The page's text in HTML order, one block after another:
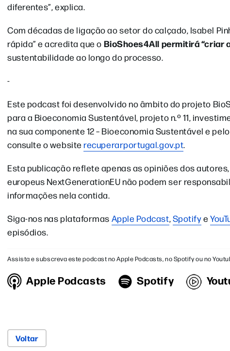
diferentes”, explica.
Com décadas de ligação ao setor do calçado, Isabel
rápida” e acredita que o BioShoes4All permitirá “criar
sustentabilidade ao longo do processo.
-
Este podcast foi desenvolvido no âmbito do projeto
para a Bioeconomia Sustentável, projeto n.º 11,
na sua componente 12 – Bioeconomia Sustentável e
consulte o websiterecuperarportugal.gov.pt.
Esta publicação reflete apenas as opiniões dos
europeus NextGenerationEU não podem ser
informações nela contida.
Siga-nos nas plataformas Apple Podcast,Spotifye
episódios.
Assista e subscreva este podcast no Apple Podcasts, no Spotify ou no
Apple Podcasts Spotify
Voltar